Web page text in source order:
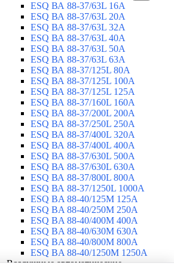
ESQ ВА 88-37/63L 16A
ESQ ВА 88-37/63L 20A
ESQ ВА 88-37/63L 32A
ESQ ВА 88-37/63L 40A
ESQ ВА 88-37/63L 50A
ESQ ВА 88-37/63L 63A
ESQ ВА 88-37/125L 80A
ESQ ВА 88-37/125L 100A
ESQ ВА 88-37/125L 125A
ESQ ВА 88-37/160L 160A
ESQ ВА 88-37/200L 200A
ESQ ВА 88-37/250L 250A
ESQ ВА 88-37/400L 320A
ESQ ВА 88-37/400L 400A
ESQ ВА 88-37/630L 500A
ESQ ВА 88-37/630L 630A
ESQ ВА 88-37/800L 800A
ESQ ВА 88-37/1250L 1000A
ESQ BA 88-40/125M 125A
ESQ BA 88-40/250M 250A
ESQ BA 88-40/400M 400A
ESQ BA 88-40/630М 630A
ESQ BA 88-40/800M 800A
ESQ BA 88-40/1250М 1250A
Воздушные автоматические